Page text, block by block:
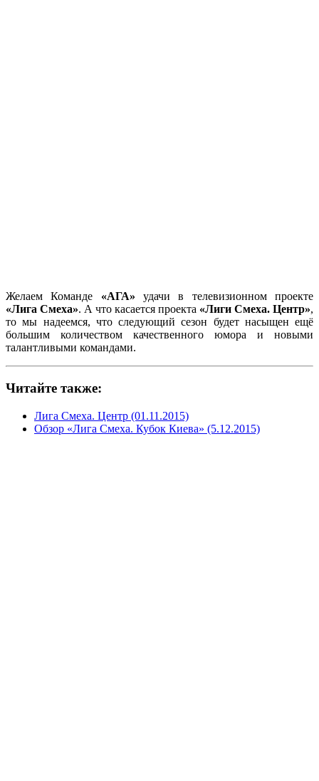
Желаем Команде «АГА» удачи в телевизионном проекте
«Лига Смеха». А что касается проекта «Лиги Смеха. Центр»,
то мы надеемся, что следующий сезон будет насыщен ещё
большим количеством качественного юмора и новыми
талантливыми командами.
Читайте также:
Лига Смеха. Центр (01.11.2015)
Обзор «Лига Смеха. Кубок Киева» (5.12.2015)